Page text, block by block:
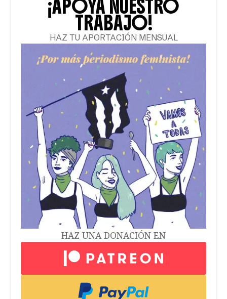
¡APOYA NUESTRO
TRABAJO!
HAZ TU APORTACIÓN MENSUAL
HAZ UNA DONACIÓN EN